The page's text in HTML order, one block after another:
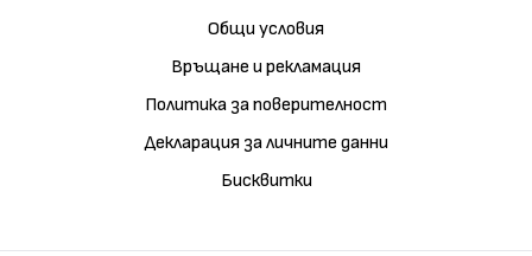
Общи условия
Връщане и рекламация
Политика за поверителност
Декларация за личните данни
Бисквитки